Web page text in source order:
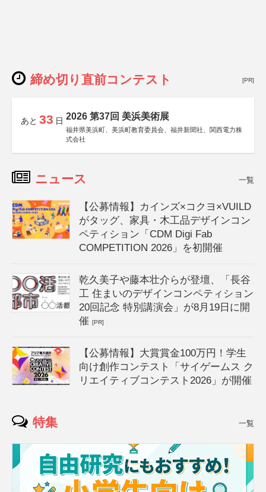
締め切り直前コンテスト [PR]
あと 33 日 2026 第37回 美浜美術展
福井県美浜町、美浜町教育委員会、福井新聞社、関西電力株
式会社
ニュース 一覧
【公募情報】カインズ×コクヨ×VUILD
がタッグ、家具・木工品デザインコン
ペティション「CDM Digi Fab
COMPETITION 2026」を初開催
乾久美子や藤本壮介らが登壇、「長谷
工 住まいのデザインコンペティション
20回記念 特別講演会」が8月19日に開
催[PR]
【公募情報】大賞賞金100万円！学生
向け創作コンテスト「サイゲームス ク
リエイティブコンテスト2026」が開催
特集 一覧